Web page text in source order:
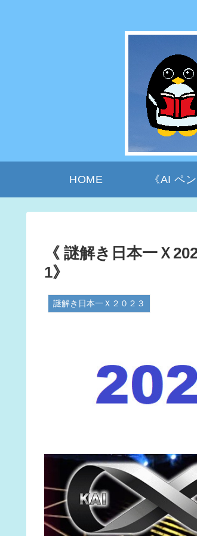
HOME 《AI ペ
《 謎解き日本一Ｘ
1》
謎解き日本一Ｘ２０２３